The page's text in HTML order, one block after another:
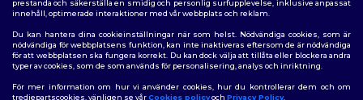
prestanda och säkerställa en smidig och personlig surfupplevelse, inklusive anpassat
innehåll, optimerade interaktioner med vår webbplats och reklam.
Du kan hantera dina cookieinställningar när som helst. Nödvändiga cookies, som är
nödvändiga för webbplatsens funktion, kan inte inaktiveras eftersom de är nödvändiga
för att webbplatsen ska fungera korrekt. Du kan dock välja att tillåta eller blockera andra
typer av cookies, som de som används för personalisering, analys och inriktning.
För mer information om hur vi använder cookies, hur du kontrollerar dem och om
tredjepartscookies, vänligen se vårCookies policyoch Privacy Policy.